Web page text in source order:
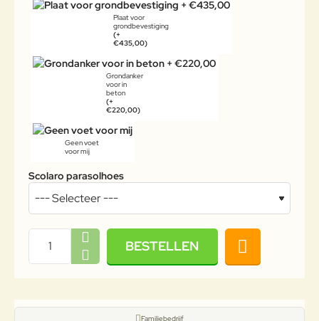
Plaat voor
grondbevestiging
(+
€435,00)
Grondanker
voor in
beton
(+
€220,00)
Geen voet
voor mij
Scolaro parasolhoes
BESTELLEN
Familiebedrijf